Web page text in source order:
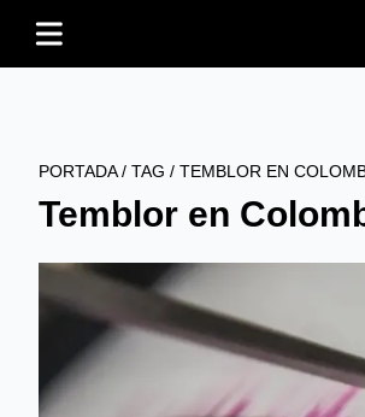
PORTADA/ TAG / TEMBLOR EN
Temblor en